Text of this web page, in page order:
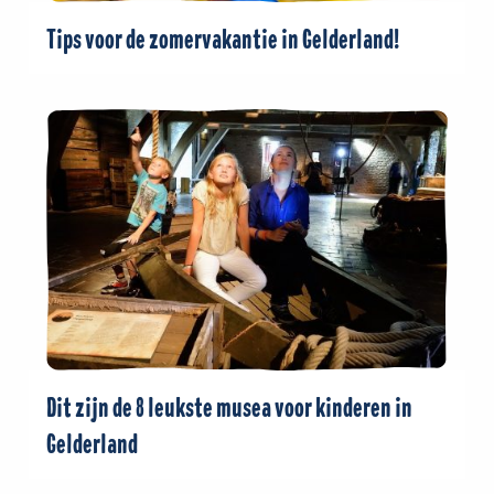
Tips voor de zomervakantie in Gelderland!
Dit zijn de 8 leukste musea voor kinderen in
Gelderland